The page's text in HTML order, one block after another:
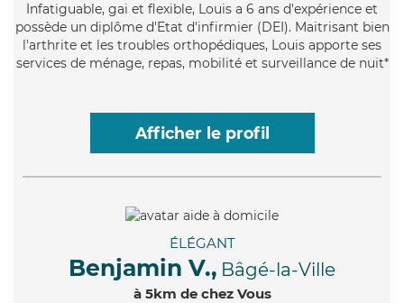
Infatiguable, gai et flexible, Louis a 6 ans d'expérience et
possède un diplôme d'Etat d'infirmier (DEI). Maitrisant bien
l'arthrite et les troubles orthopédiques, Louis apporte ses
services de ménage, repas, mobilité et surveillance de nuit*
Afficher le profil
ÉLÉGANT
Benjamin V., Bâgé-la-Ville
à 5km de chez Vous